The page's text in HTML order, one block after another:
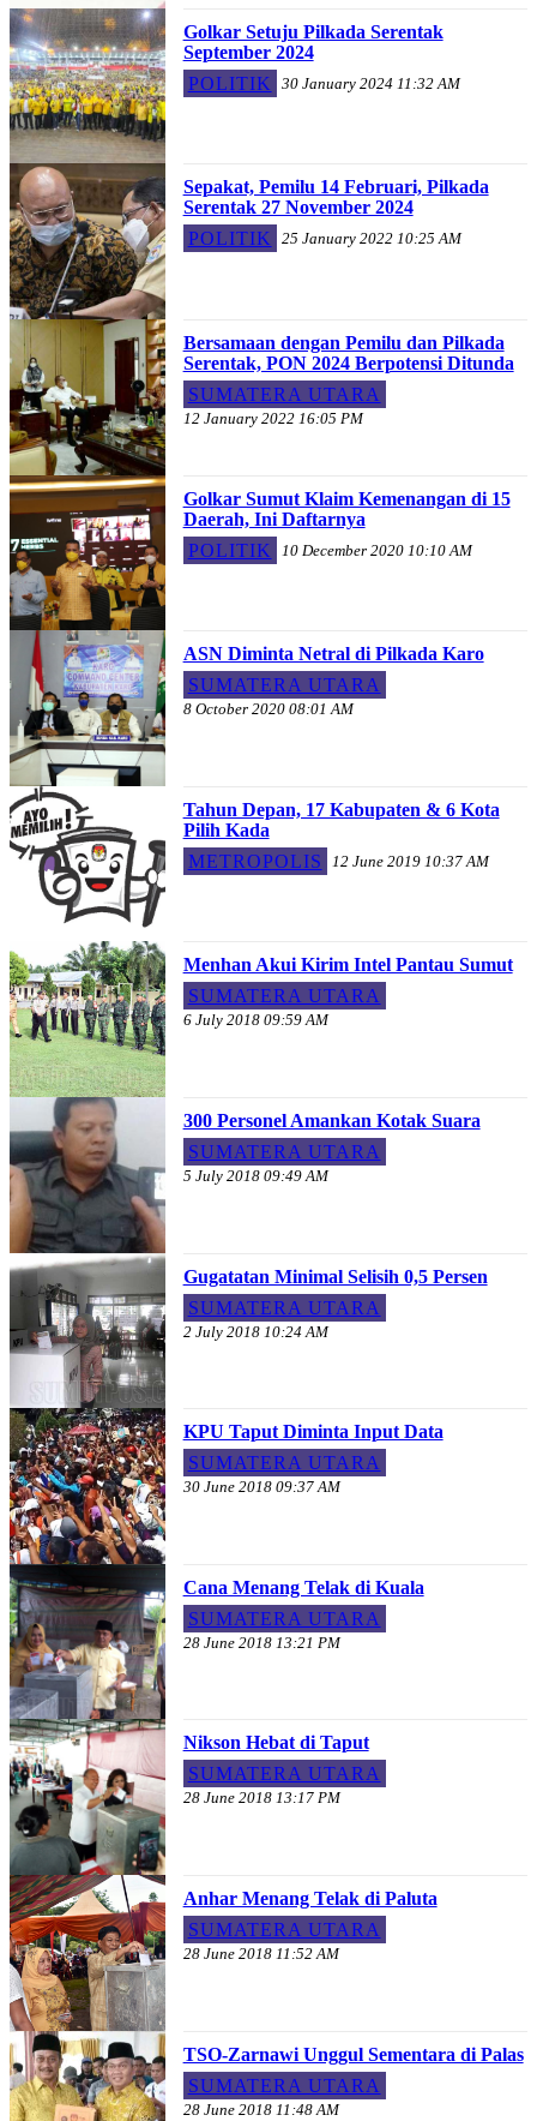
Golkar Setuju Pilkada Serentak
September 2024
POLITIK
30 January 2024 11:32 AM
Sepakat, Pemilu 14 Februari, Pilkada
Serentak 27 November 2024
POLITIK
25 January 2022 10:25 AM
Bersamaan dengan Pemilu dan Pilkada
Serentak, PON 2024 Berpotensi Ditunda
SUMATERA UTARA
12 January 2022 16:05 PM
Golkar Sumut Klaim Kemenangan di 15
Daerah, Ini Daftarnya
POLITIK
10 December 2020 10:10 AM
ASN Diminta Netral di Pilkada Karo
SUMATERA UTARA
8 October 2020 08:01 AM
Tahun Depan, 17 Kabupaten & 6 Kota
Pilih Kada
METROPOLIS
12 June 2019 10:37 AM
Menhan Akui Kirim Intel Pantau Sumut
SUMATERA UTARA
6 July 2018 09:59 AM
300 Personel Amankan Kotak Suara
SUMATERA UTARA
5 July 2018 09:49 AM
Gugatatan Minimal Selisih 0,5 Persen
SUMATERA UTARA
2 July 2018 10:24 AM
KPU Taput Diminta Input Data
SUMATERA UTARA
30 June 2018 09:37 AM
Cana Menang Telak di Kuala
SUMATERA UTARA
28 June 2018 13:21 PM
Nikson Hebat di Taput
SUMATERA UTARA
28 June 2018 13:17 PM
Anhar Menang Telak di Paluta
SUMATERA UTARA
28 June 2018 11:52 AM
TSO-Zarnawi Unggul Sementara di Palas
SUMATERA UTARA
28 June 2018 11:48 AM